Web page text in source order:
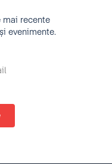
mai recente
evenimente.